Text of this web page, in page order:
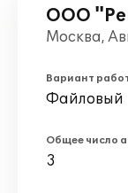
ООО
Москва,
Вариант
Файловый
Общее число
3